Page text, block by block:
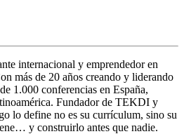
internacional y emprendedor en
más de 20 años creando y liderando
1.000 conferencias en España,
Fundador de TEKDI y
lo define no es su currículum, sino su
y construirlo antes que nadie.